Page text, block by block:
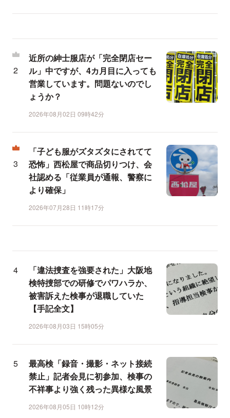
近所の紳士服店が「完全閉店セー
ル」中ですが、4カ月目に入っても
営業しています。問題ないのでし
ょうか？
2026年08月02日 09時42分
「子ども服がズタズタにされてて
恐怖」西松屋で商品切りつけ、会
社認める「従業員が通報、警察に
より確保」
2026年07月28日 11時17分
「違法捜査を強要された」大阪地
検特捜部での研修でパワハラか、
被害訴えた検事が退職していた
【手記全文】
2026年08月03日 15時05分
最高検「録音・撮影・ネット接続
禁止」記者会見に初参加、検事の
不祥事より強く残った異様な風景
2026年08月05日 10時12分